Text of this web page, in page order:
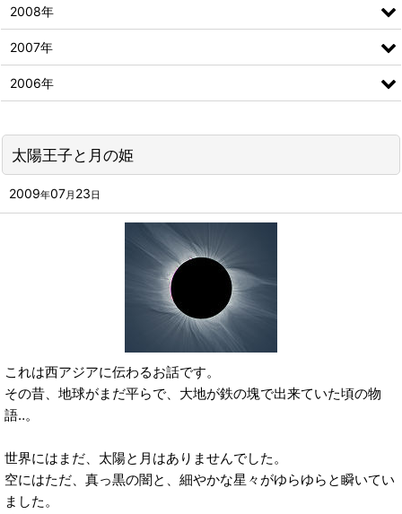
太陽王子と月の姫
2009年07月 23 日
これは西アジアに伝わるお話です。
その昔、地球がまだ平らで、大地が鉄の塊で出来ていた頃の物
語‥。
世界にはまだ、太陽と月はありませんでした。
空にはただ、真っ黒の闇と、細やかな星々がゆらゆらと瞬いてい
ました。
2008年
2007年
2006年